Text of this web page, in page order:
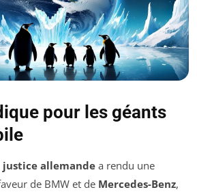
pour les géants
justice allemande a rendu une
de BMW et de Mercedes-Benz,